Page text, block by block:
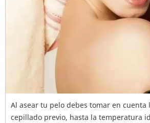
Al asear tu pelo debes tomar en
cepillado previo, hasta la temperatura